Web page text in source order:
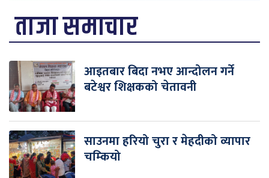
ताजा समाचार
आइतबार बिदा नभए आन्दोलन गर्ने
बटेश्वर शिक्षकको चेतावनी
साउनमा हरियो चुरा र मेहदीको व्यापार
चम्कियो